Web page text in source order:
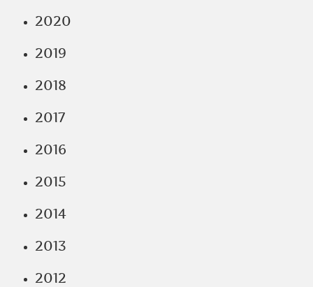
2020
2019
2018
2017
2016
2015
2014
2013
2012